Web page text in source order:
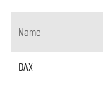
Name
DAX